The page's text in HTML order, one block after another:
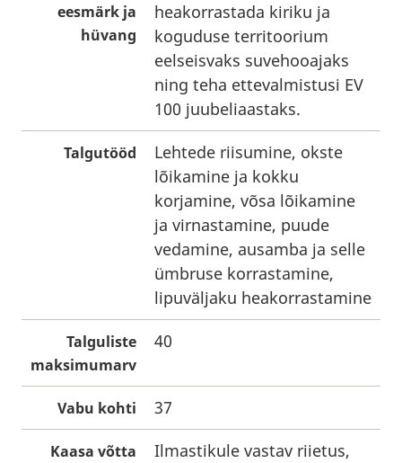
eesmärk ja
hüvang
heakorrastada kiriku ja
koguduse territoorium
eelseisvaks suvehooajaks
ning teha ettevalmistusi EV
100 juubeliaastaks.
Talgutööd
Lehtede riisumine, okste
lõikamine ja kokku
korjamine, võsa lõikamine
ja virnastamine, puude
vedamine, ausamba ja selle
ümbruse korrastamine,
lipuväljaku heakorrastamine
Talguliste
maksimumarv
40
Vabu kohti 37
Kaasa võtta
Ilmastikule vastav riietus,